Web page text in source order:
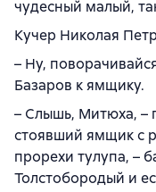
чудесный малый,
Кучер Николая
– Ну,
Базаров к ямщику.
– Слышь, Митюха, –
стоявший ямщик с
прорехи тулупа, –
Толстобородый и